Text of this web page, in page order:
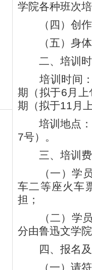
学院各种班次
（四）创作
（五）身体
二、培训时
培训时间：
期（拟于6月
期（拟于11月
培训地点：
7号）。
三、培训
（一）学员
车二等座火车
担；
（二）学员
分由鲁迅文学
四、报名
（一）请符